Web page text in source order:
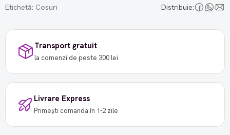
Etichetă: Cosuri Distribuie:
Transport gratuit
la comenzi de peste 300 lei
Livrare Express
Primești comanda în 1-2 zile